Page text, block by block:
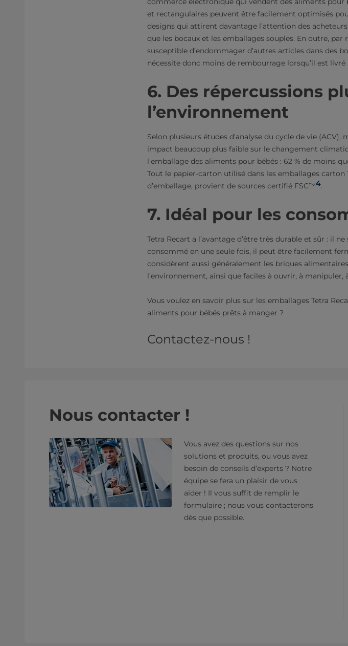
et rectangulaires peuvent être facilement optimisés
designs qui attirent davantage l’attention des
que les bocaux et les emballages souples. En outre,
susceptible d’endommager d’autres articles dans des
nécessite donc moins de rembourrage lorsqu’il est
6. Des répercussions
l’environnement
Selon plusieurs études d'analyse du cycle de vie (ACV),
impact beaucoup plus faible sur le changement
l'emballage des aliments pour bébés : 62 % de moins
Tout le papier-carton utilisé dans les emballages carton
d’emballage, provient de sources certifié FSC™4.
7. Idéal pour les
Tetra Recart a l’avantage d’être très durable et sûr : il
consommé en une seule fois, il peut être facilement
considèrent aussi généralement les briques
l’environnement, ainsi que faciles à ouvrir, à manipuler,
Vous voulez en savoir plus sur les emballages Tetra
aliments pour bébés prêts à manger ?
Contactez-nous !
Nous contacter !
Vous avez des questions sur nos
solutions et produits, ou vous avez
besoin de conseils d’experts ? Notre
équipe se fera un plaisir de vous
aider ! Il vous suffit de remplir le
formulaire ; nous vous contacterons
dès que possible.